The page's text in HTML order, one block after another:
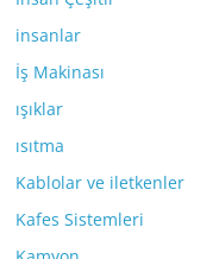
insanlar
İş Makinası
ışıklar
ısıtma
Kablolar ve iletkenler
Kafes Sistemleri